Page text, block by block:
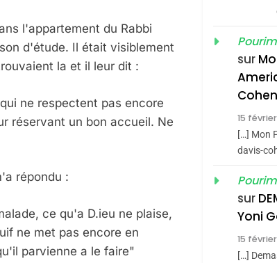
l'appartement du Rabbi
d'étude. Il était visiblement
la et il leur dit :
ne respectent pas encore
réservant un bon accueil. Ne
répondu :
ce qu'a D.ieu ne plaise,
ne met pas encore en
parvienne a le faire"
2
sur
Cohen
15
[…] Mon
davis-
sur
Yoni
15
[…]
MA JUDAÏTE Par Thérèse Zrihen-